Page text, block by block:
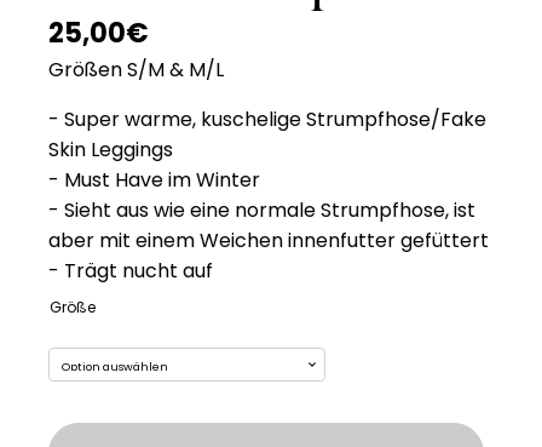
25,00€
Größen S/M & M/L
- Super warme, kuschelige Strumpfhose/Fake
Skin Leggings
- Must Have im Winter
- Sieht aus wie eine normale Strumpfhose, ist
aber mit einem Weichen innenfutter gefüttert
- Trägt nucht auf
Größe